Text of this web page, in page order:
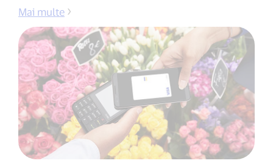
Mai multe